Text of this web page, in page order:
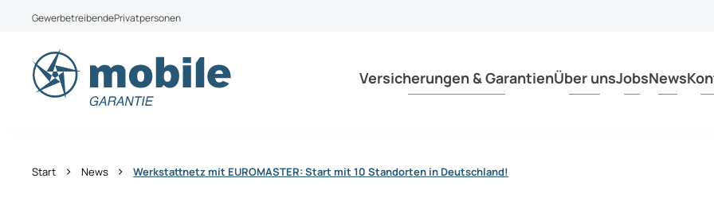
Weiter zum Inhalt
GewerbetreibendePrivatpersonen
Aktuell bieten wir leider keine Produkte für Privatpersonen an.
Wechseln Sie zu mobile Garantie Österreich
Versicherungen & GarantienÜber unsJobsNews
Start › News › Werkstattnetz mit EUROMASTER: Start mit 10 Standorten in Deutschland!